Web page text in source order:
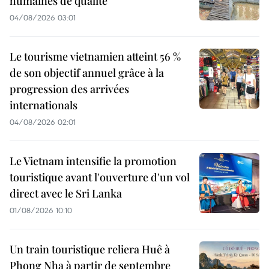
04/08/2026 03:01
Le tourisme vietnamien atteint 56 %
de son objectif annuel grâce à la
progression des arrivées
internationals
04/08/2026 02:01
Le Vietnam intensifie la promotion
touristique avant l'ouverture d'un vol
direct avec le Sri Lanka
01/08/2026 10:10
Un train touristique reliera Huê à
Phong Nha à partir de septembre